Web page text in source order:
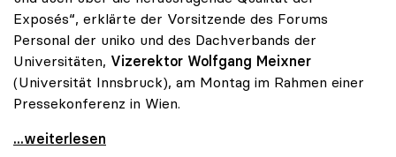
Exposés“, erklärte der Vorsitzende des Forums
Personal der uniko und des Dachverbands der
Universitäten, Vizerektor Wolfgang Meixner
(Universität Innsbruck), am Montag im Rahmen einer
Pressekonferenz in Wien.
„Promotion ohne Limit“: Überraschende Qualität bei
...weiterlesen